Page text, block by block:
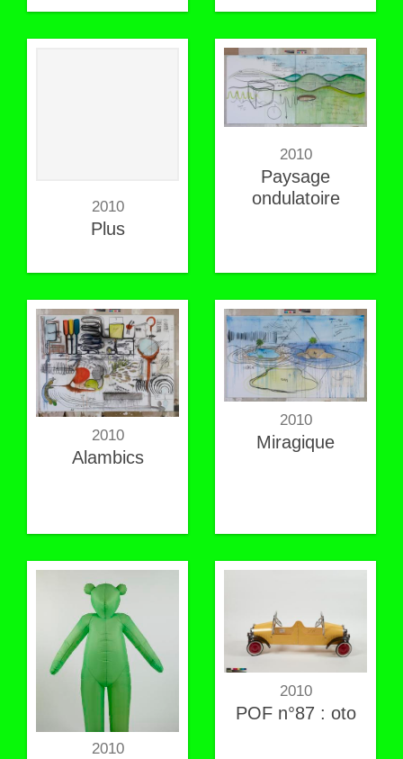
2010
Plus
2010
Paysage
ondulatoire
2010
Alambics
2010
Miragique
2010
2010
POF n°87 : oto